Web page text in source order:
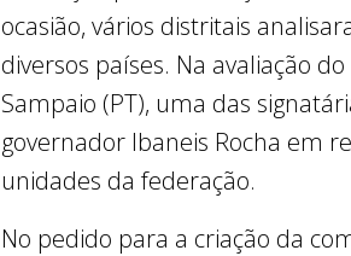
ocasião, vários distritais
diversos países. Na avaliação
Sampaio (PT), uma das
governador Ibaneis Rocha em
unidades da federação.
No pedido para a criação da